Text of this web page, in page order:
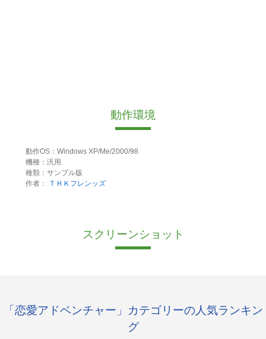
動作環境
動作OS：Windows XP/Me/2000/98
機種：汎用
種類：サンプル版
作者：
ＴＨＫフレンッズ
スクリーンショット
「恋愛アドベンチャー」カテゴリーの人気ランキン
グ